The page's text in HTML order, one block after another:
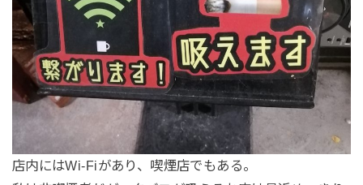
店内にはWi-Fiがあり、喫煙店でもある。